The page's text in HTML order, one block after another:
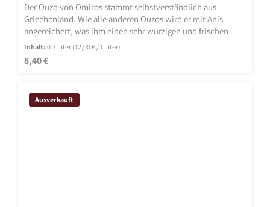
Der Ouzo von Omiros stammt selbstverständlich aus
Griechenland. Wie alle anderen Ouzos wird er mit Anis
angereichert, was ihm einen sehr würzigen und frischen
Geschmack verleiht. Daneben werden natürlich noch
Jahre lagert dieser Ouzo aus Griechenland in Fässern um
Inhalt:0.7 Liter (12,00 € / 1 Liter)
Regulärer Preis:
8,40 €
Ausverkauft